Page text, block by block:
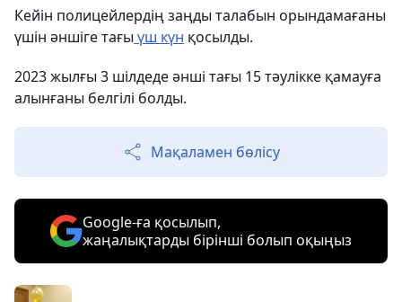
Кейін полицейлердің заңды талабын орындамағаны
үшін әншіге тағы үш күн қосылды.
2023 жылғы 3 шілдеде әнші тағы 15 тәулікке қамауға
алынғаны белгілі болды.
Мақаламен бөлісу
Google-ға қосылып,
жаңалықтарды бірінші болып оқыңыз